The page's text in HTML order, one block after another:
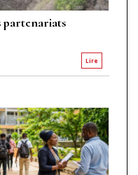
partenariats
Lire